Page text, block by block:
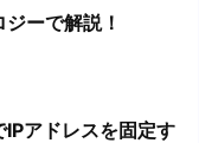
ーで解説！
アドレスを固定す